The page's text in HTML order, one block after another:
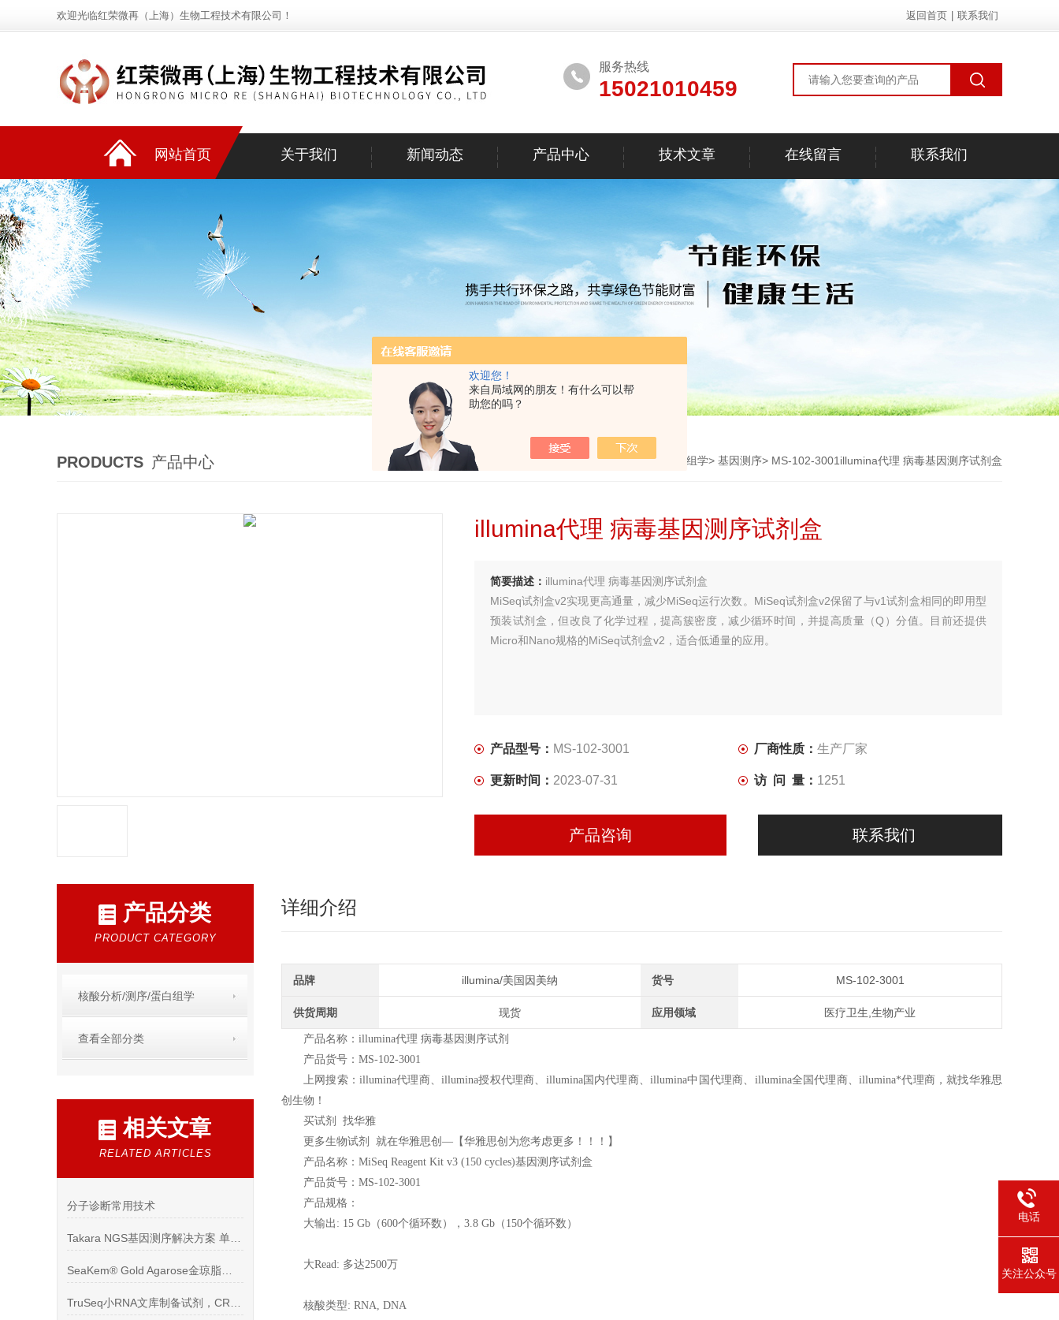
欢迎您！
来自局域网的朋友！有什么可以帮
助您的吗？
欢迎光临红荣微再（上海）生物工程技术有限公司！ 返回首页 联系我们
服务热线
15021010459
网站首页 关于我们 新闻动态 产品中心 技术文章 在线留言 联系我们
PRODUCTS 产品中心 >产品中心> 核酸分析/测序/蛋白组学> 基因测序> MS-102-3001illumina代理 病毒基因测序试剂盒
illumina代理 病毒基因测序试剂盒
简要描述： illumina代理 病毒基因测序试剂盒
MiSeq试剂盒v2实现更高通量，减少MiSeq运行次数。MiSeq试剂盒v2保留了与v1试剂盒相同的即用型
预装试剂盒，但改良了化学过程，提高簇密度，减少循环时间，并提高质量（Q）分值。目前还提供
Micro和Nano规格的MiSeq试剂盒v2，适合低通量的应用。
产品型号： MS-102-3001 厂商性质： 生产厂家
更新时间： 2023-07-31 访 问 量： 1251
产品咨询 联系我们
产品分类
PRODUCT CATEGORY
核酸分析/测序/蛋白组学
查看全部分类
相关文章
RELATED ARTICLES
分子诊断常用技术
详细介绍
品牌 illumina/美国因美纳 货号 MS-102-3001
供货周期 现货 应用领域 医疗卫生,生物产业
产品名称：illumina代理 病毒基因测序试剂
产品货号：MS-102-3001
上网搜索：illumina代理商、illumina授权代理商、illumina国内代理商、illumina中国代理商、illumina全国代理商、illumina*代理商，就找华雅思
创生物！
买试剂 找华雅
更多生物试剂 就在华雅思创—【华雅思创为您考虑更多！！！】
产品名称：MiSeq Reagent Kit v3 (150 cycles)基因测序试剂盒
产品货号：MS-102-3001
产品规格：
大输出: 15 Gb（600个循环数），3.8 Gb（150个循环数）
大Read: 多达2500万
核酸类型: RNA, DNA
电话
关注公众号